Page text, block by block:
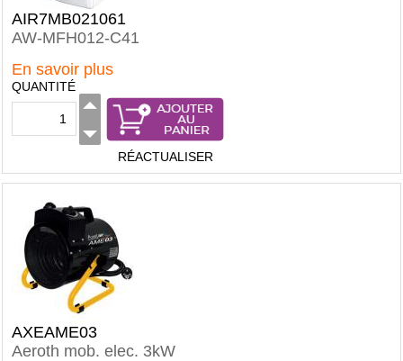
AIR7MB021061
AW-MFH012-C41
En savoir plus
QUANTITÉ
RÉACTUALISER
AXEAME03
Aeroth mob. elec. 3kW